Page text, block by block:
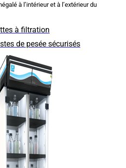
à l’intérieur et à l’extérieur du
à filtration
de pesée sécurisés